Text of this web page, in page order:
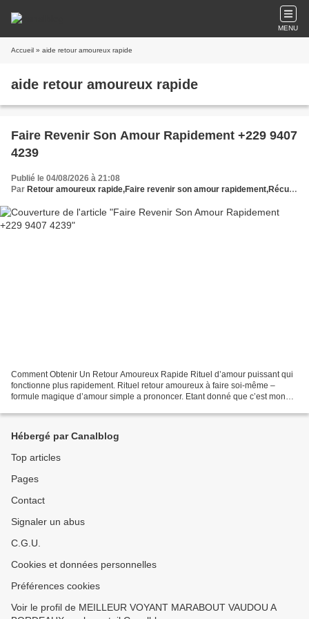
MENU
Accueil » aide retour amoureux rapide
aide retour amoureux rapide
Faire Revenir Son Amour Rapidement +229 9407
4239
Publié le 04/08/2026 à 21:08
Par Retour amoureux rapide,Faire revenir son amour rapidement,Récupérer son ex rapidement,Retour affectif rapide,Rituel retour amoureux rapide,Retour de l'être aimé rapide,Retour amoureux immédiat,
Comment Obtenir Un Retour Amoureux Rapide Rituel d’amour puissant qui
fonctionne plus rapidement. Rituel retour amoureux à faire soi-même –
formule magique d’amour simple a prononcer. Etant donné que c’est mon
Hébergé par Canalblog
Top articles
Pages
Contact
Signaler un abus
C.G.U.
Cookies et données personnelles
Préférences cookies
Voir le profil de MEILLEUR VOYANT MARABOUT VAUDOU A